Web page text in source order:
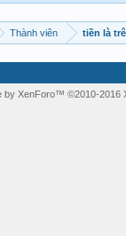
Thành viên tiền là
by XenForo™ ©2010-2016